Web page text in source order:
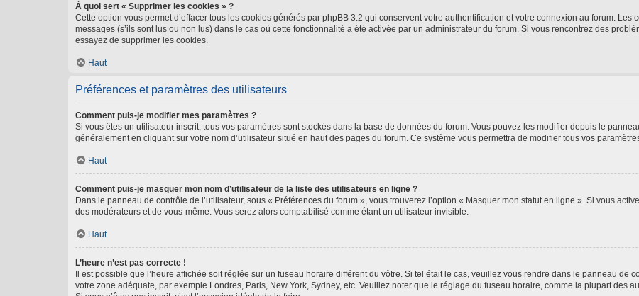
À quoi sert « Supprimer les cookies » ?
Cette option vous permet d’effacer tous les cookies générés par phpBB 3.2 qui conservent votre authentification et votre connexion au forum. Les
messages (s’ils sont lus ou non lus) dans le cas où cette fonctionnalité a été activée par un administrateur du forum. Si vous rencontrez des
essayez de supprimer les cookies.
Haut
Préférences et paramètres des utilisateurs
Comment puis-je modifier mes paramètres ?
Si vous êtes un utilisateur inscrit, tous vos paramètres sont stockés dans la base de données du forum. Vous pouvez les modifier depuis le
généralement en cliquant sur votre nom d’utilisateur situé en haut des pages du forum. Ce système vous permettra de modifier tous vos
Haut
Comment puis-je masquer mon nom d’utilisateur de la liste des utilisateurs en ligne ?
Dans le panneau de contrôle de l’utilisateur, sous « Préférences du forum », vous trouverez l’option « Masquer mon statut en ligne ». Si vous
des modérateurs et de vous-même. Vous serez alors comptabilisé comme étant un utilisateur invisible.
Haut
L’heure n’est pas correcte !
Il est possible que l’heure affichée soit réglée sur un fuseau horaire différent du vôtre. Si tel était le cas, veuillez vous rendre dans le panneau de
votre zone adéquate, par exemple Londres, Paris, New York, Sydney, etc. Veuillez noter que le réglage du fuseau horaire, comme la plupart des